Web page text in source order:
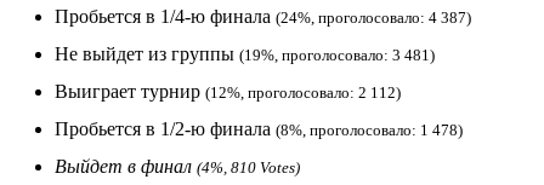
Пробьется в 1/4-ю финала (24%, проголосовало: 4 387)
Не выйдет из группы (19%, проголосовало: 3 481)
Выиграет турнир (12%, проголосовало: 2 112)
Пробьется в 1/2-ю финала (8%, проголосовало: 1 478)
Выйдет в финал (4%, 810 Votes)